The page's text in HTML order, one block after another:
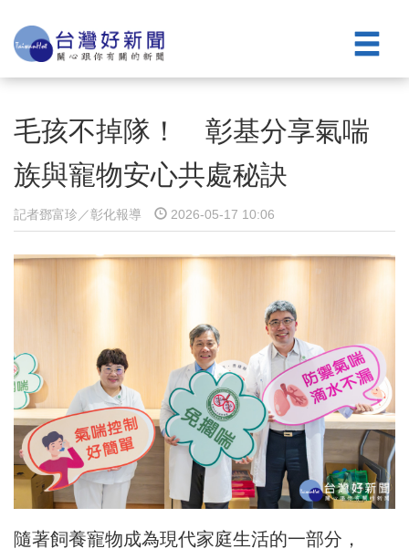
毛孩不掉隊！ 彰基分享氣喘
族與寵物安心共處秘訣
記者鄧富珍／彰化報導 2026-05-17 10:06
隨著飼養寵物成為現代家庭生活的一部分，